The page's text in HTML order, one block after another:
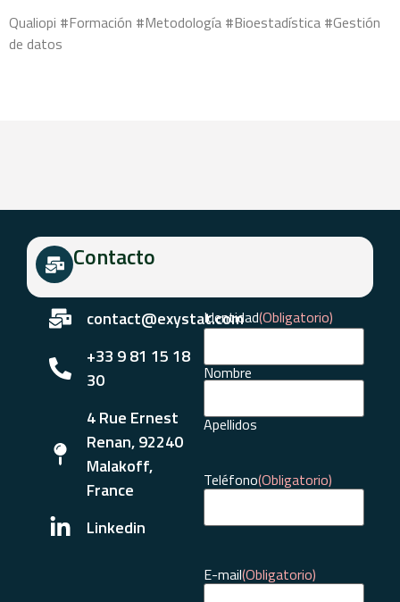
Qualiopi #Formación #Metodología #Bioestadística #Gestión
de datos
Contacto
Identidad(Obligatorio)
Nombre
Apellidos
Teléfono(Obligatorio)
E-mail(Obligatorio)
contact@exystat.com
+33 9 81 15 18
30
4 Rue Ernest
Renan, 92240
Malakoff,
France
Linkedin